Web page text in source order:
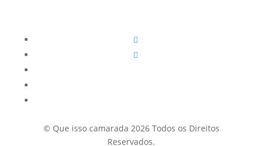
© Que isso camarada 2026 Todos os Direitos
Reservados.